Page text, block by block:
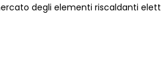
degli elementi riscaldanti